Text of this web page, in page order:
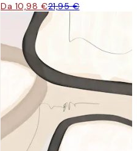
Da 10,98 €21,95 €